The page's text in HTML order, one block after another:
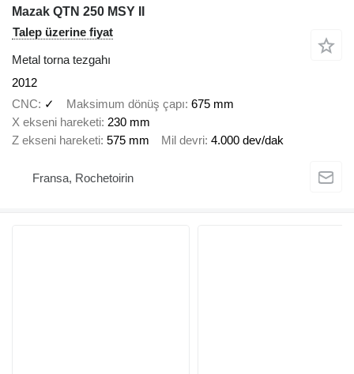
Mazak QTN 250 MSY II
Talep üzerine fiyat
Metal torna tezgahı
2012
CNC
✓ Maksimum dönüş çapı 675 mm
X ekseni hareketi 230 mm
Z ekseni hareketi 575 mm Mil devri 4.000 dev/dak
Fransa, Rochetoirin